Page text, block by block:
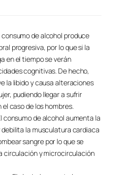
de alcohol produce
progresiva, por lo que si la
en el tiempo se verán
cognitivas. De hecho,
la libido y causa alteraciones
pudiendo llegar a sufrir
caso de los hombres.
consumo de alcohol aumenta la
debilita la musculatura cardiaca
sangre por lo que se
circulación y microcirculación